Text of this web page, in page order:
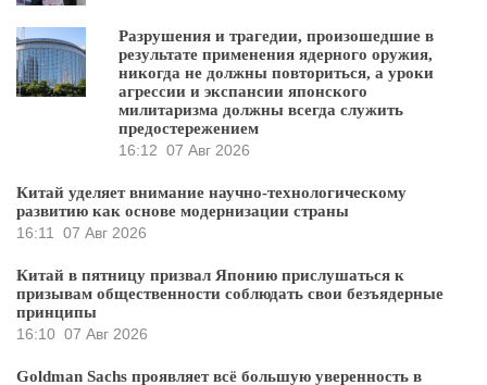
Разрушения и трагедии, произошедшие в
результате применения ядерного оружия,
никогда не должны повториться, а уроки
агрессии и экспансии японского
милитаризма должны всегда служить
предостережением
16:12 07 Авг 2026
Китай уделяет внимание научно-технологическому
развитию как основе модернизации страны
16:11
07 Авг 2026
Китай в пятницу призвал Японию прислушаться к
призывам общественности соблюдать свои безъядерные
принципы
16:10 07 Авг 2026
Goldman Sachs проявляет всё большую уверенность в